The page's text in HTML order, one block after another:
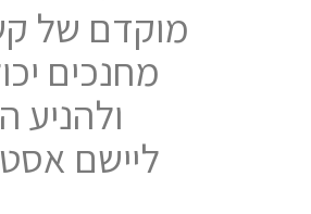
מוקדם של
מחנכים
ולהניע
ליישם